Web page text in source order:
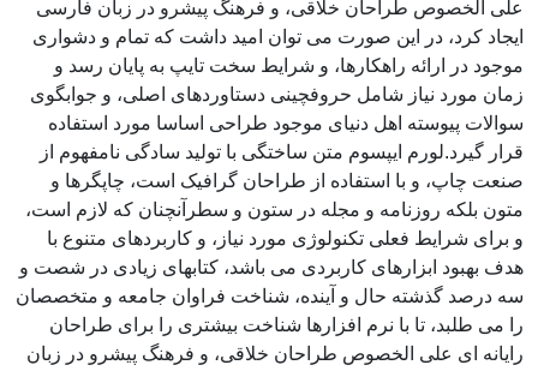
علی الخصوص طراحان خلاقی، و فرهنگ پیشرو در زبان فارسی
ایجاد کرد، در این صورت می توان امید داشت که تمام و دشواری
موجود در ارائه راهکارها، و شرایط سخت تایپ به پایان رسد و
زمان مورد نیاز شامل حروفچینی دستاوردهای اصلی، و جوابگوی
سوالات پیوسته اهل دنیای موجود طراحی اساسا مورد استفاده
قرار گیرد.لورم ایپسوم متن ساختگی با تولید سادگی نامفهوم از
صنعت چاپ، و با استفاده از طراحان گرافیک است، چاپگرها و
متون بلکه روزنامه و مجله در ستون و سطرآنچنان که لازم است،
و برای شرایط فعلی تکنولوژی مورد نیاز، و کاربردهای متنوع با
هدف بهبود ابزارهای کاربردی می باشد، کتابهای زیادی در شصت و
سه درصد گذشته حال و آینده، شناخت فراوان جامعه و متخصصان
را می طلبد، تا با نرم افزارها شناخت بیشتری را برای طراحان
رایانه ای علی الخصوص طراحان خلاقی، و فرهنگ پیشرو در زبان